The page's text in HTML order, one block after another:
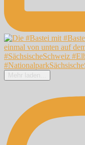
Mehr laden...